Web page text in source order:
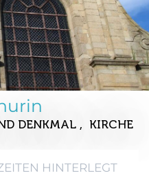
DENKMAL , KIRCHE
HINTERLEGT